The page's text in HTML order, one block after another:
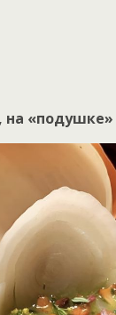
на «подушке»